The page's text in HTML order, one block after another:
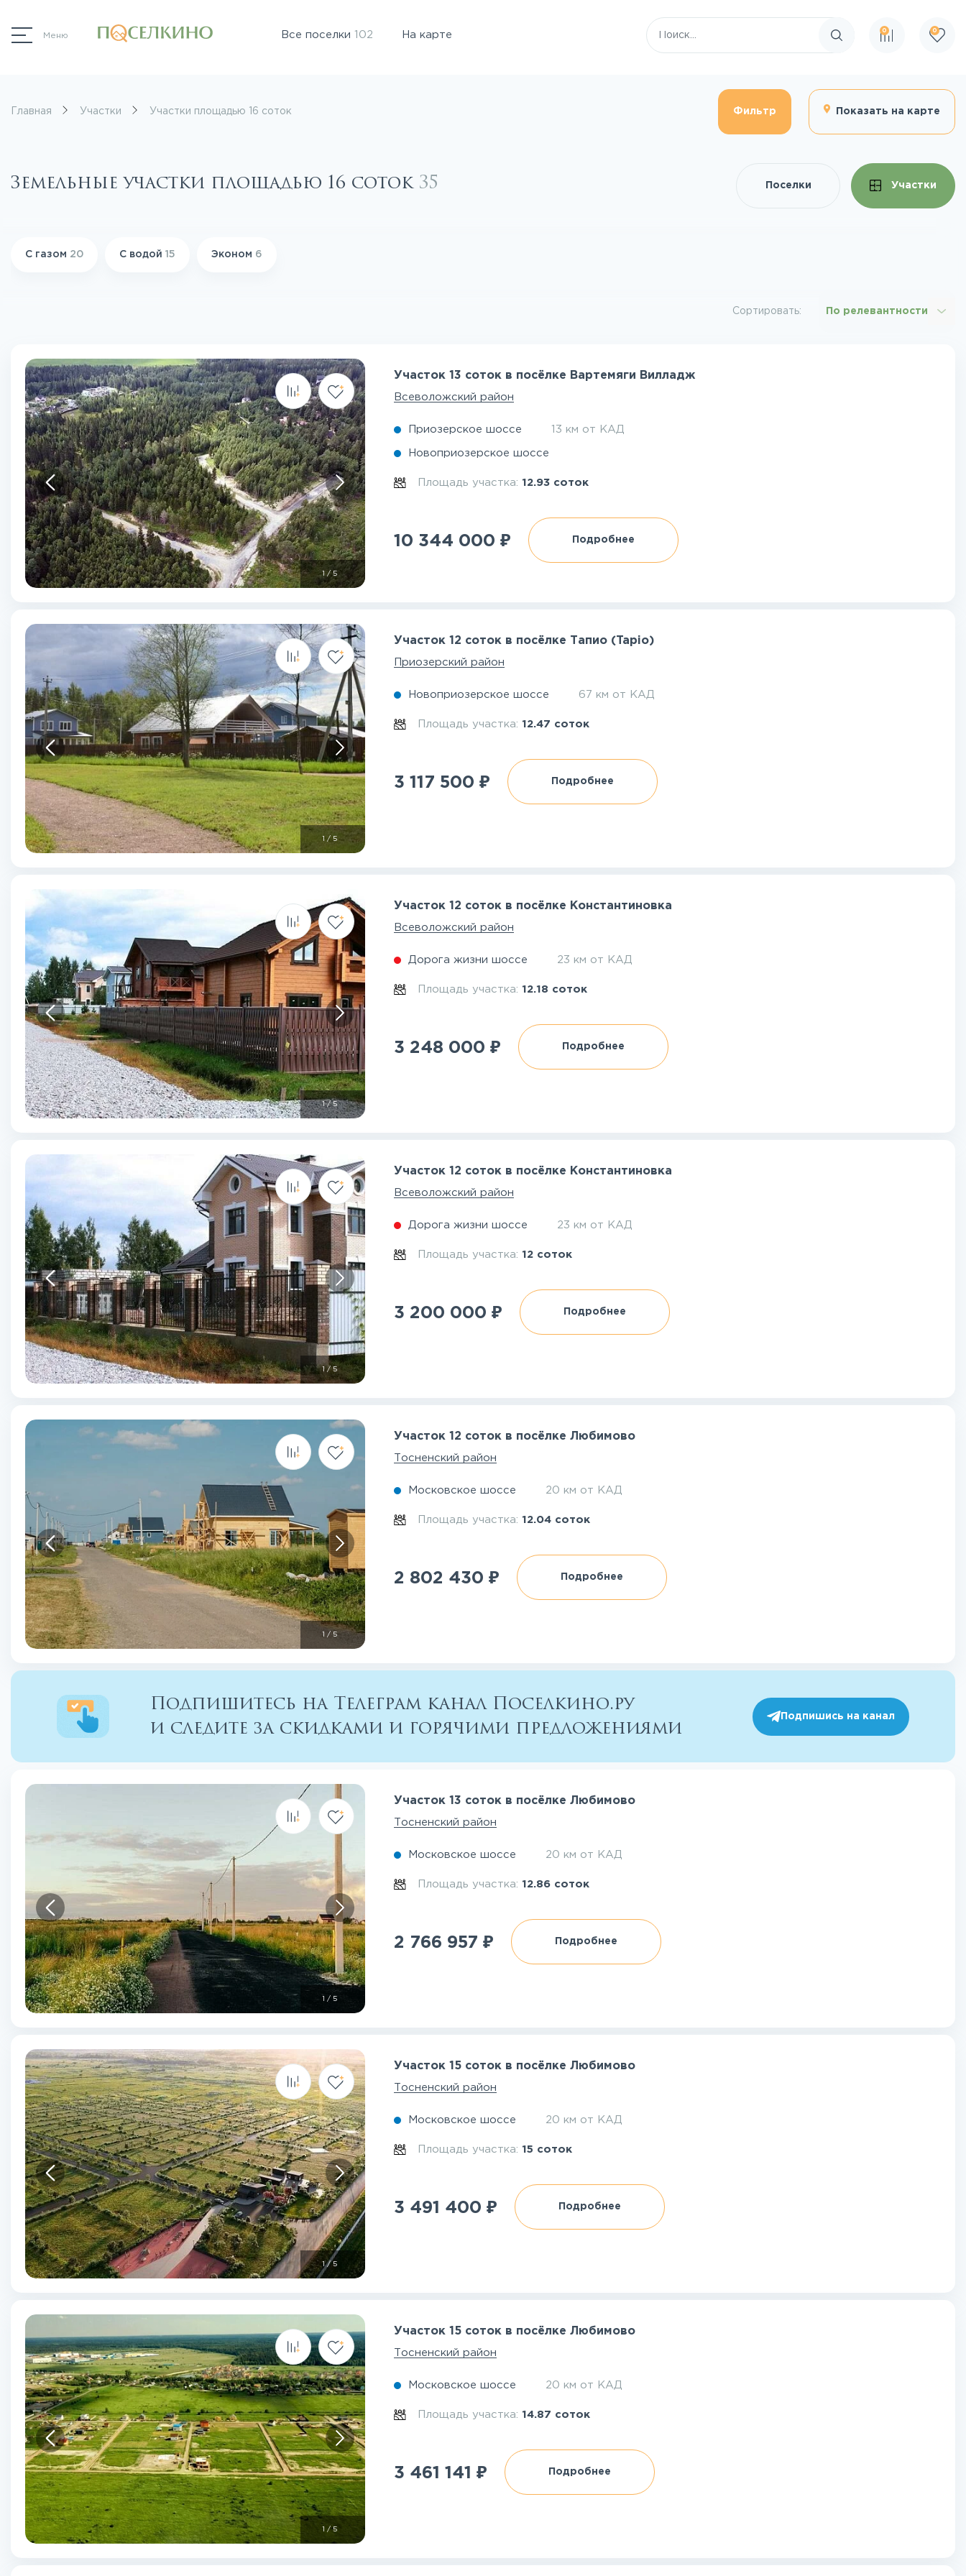
Меню Все поселки 102 На карте
Поиск по сайту
0 0
Главная Участки Участки площадью 16 соток Фильтр Показать на карте
Земельные участки площадью 16 соток 35 Поселки Участки
С газом 20 С водой 15 Эконом 6
Сортировать: По релевантности
/5
Участок 13 соток в посёлке Вартемяги Вилладж
Всеволожский район
Приозерское шоссе 13 км от КАД
Новоприозерское шоссе
Площадь участка:12.93 соток
10 344 000 ₽ Подробнее
1 / 5
Участок 12 соток в посёлке Тапио (Tapio)
Приозерский район
Новоприозерское шоссе 67 км от КАД
Площадь участка:12.47 соток
3 117 500 ₽ Подробнее
1/5
Участок 12 соток в посёлке Константиновка
Всеволожский район
Дорога жизни шоссе 23 км от КАД
Площадь участка:12.18 соток
3 248 000 ₽ Подробнее
1/5
Участок 12 соток в посёлке Константиновка
Всеволожский район
Дорога жизни шоссе 23 км от КАД
Площадь участка:12 соток
3 200 000 ₽ Подробнее
/ 5
Участок 12 соток в посёлке Любимово
Тосненский район
Московское шоссе 20 км от КАД
Площадь участка:12.04 соток
2 802 430 ₽ Подробнее
Подпишитесь на Телеграм канал Поселкино.ру
и следите за скидками и горячими предложениями
Подпишись на канал
/5
Участок 13 соток в посёлке Любимово
Тосненский район
Московское шоссе 20 км от КАД
Площадь участка:12.86 соток
2 766 957 ₽ Подробнее
1/5
Участок 15 соток в посёлке Любимово
Тосненский район
Московское шоссе 20 км от КАД
Площадь участка:15 соток
3 491 400 ₽ Подробнее
/5
Участок 15 соток в посёлке Любимово
Тосненский район
Московское шоссе 20 км от КАД
Площадь участка:14.87 соток
3 461 141 ₽ Подробнее